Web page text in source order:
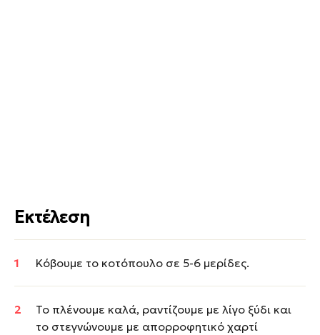
Εκτέλεση
Κόβουμε το κοτόπουλο σε 5-6 μερίδες.
Το πλένουμε καλά, ραντίζουμε με λίγο ξύδι και
το στεγνώνουμε με απορροφητικό χαρτί